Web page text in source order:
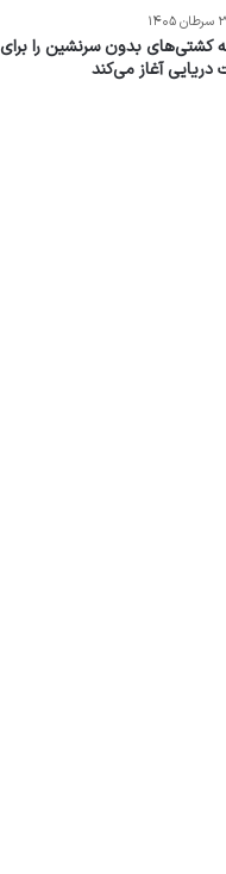
کشتی‌های بدون سرنشین را برای
دریایی آغاز می‌کند